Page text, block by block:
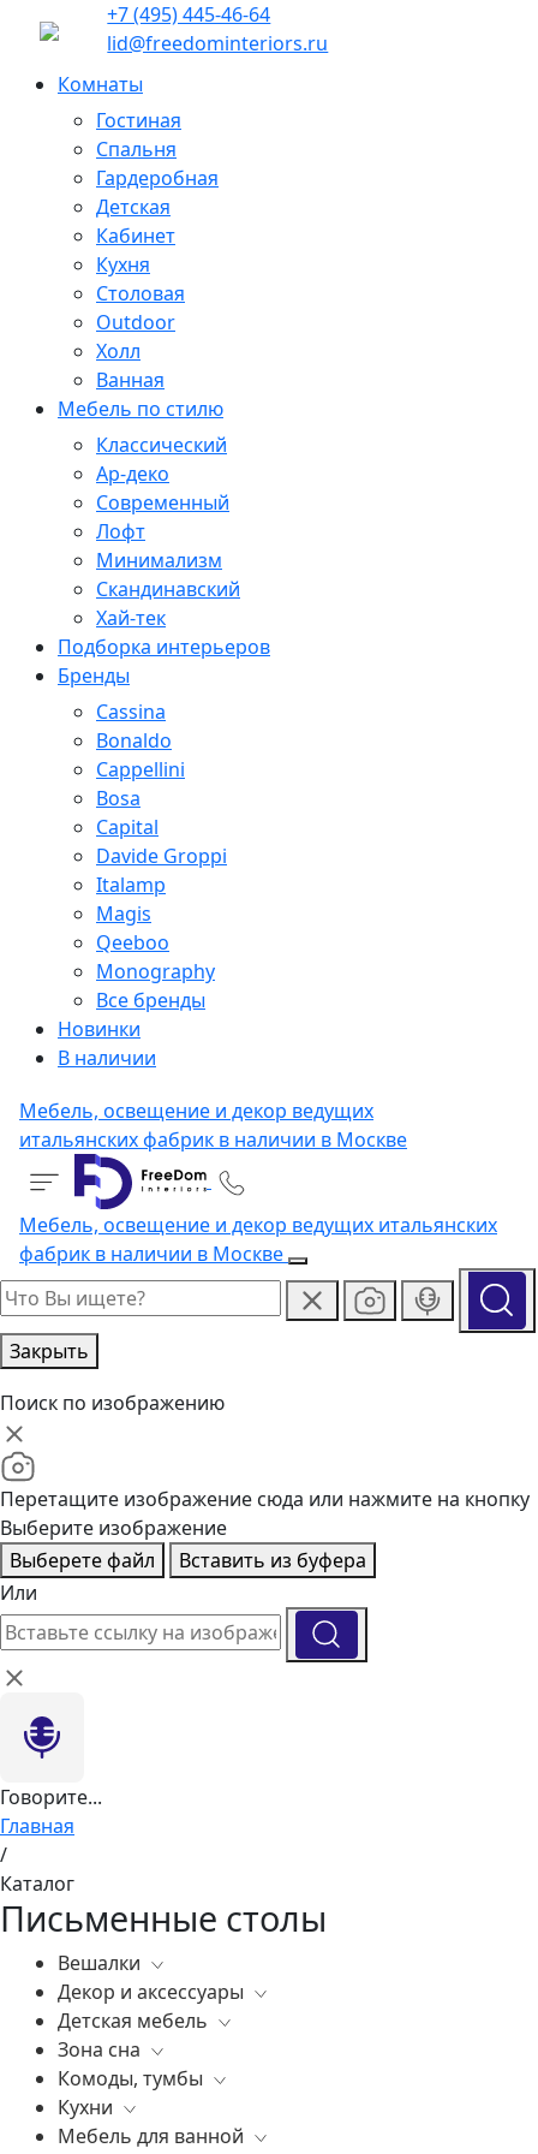
+7 (495) 445-46-64
lid@freedominteriors.ru
Комнаты
Гостиная
Спальня
Гардеробная
Детская
Кабинет
Кухня
Столовая
Outdoor
Холл
Ванная
Мебель по стилю
Классический
Ар-деко
Современный
Лофт
Минимализм
Скандинавский
Хай-тек
Подборка интерьеров
Бренды
Cassina
Bonaldo
Cappellini
Bosa
Capital
Davide Groppi
Italamp
Magis
Qeeboo
Monography
Все бренды
Новинки
В наличии
Мебель, освещение и декор ведущих
итальянских фабрик в наличии в Москве
Мебель, освещение и декор ведущих итальянских
фабрик в наличии в Москве
Закрыть
Поиск по изображению
Перетащите изображение сюда или нажмите на кнопку
Выберите изображение
Выберете файл
Вставить из буфера
Или
Говорите...
Главная
/
Каталог
Письменные столы
Вешалки
Все
Декор и аксессуары
Все
Вазы
Элитные зеркала
Ковры
Статуэтки
Детская мебель
Все
Комоды, тумбы
Зеркала
Освещение
Зона сна
Все
Постельное белье
Матрасы
Комоды, тумбы
Все
Бары
Кухни
Все
Мебель для ванной